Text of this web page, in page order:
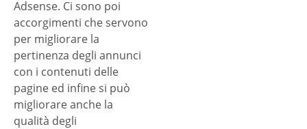
Adsense. Ci sono poi
accorgimenti che servono
per migliorare la
pertinenza degli annunci
con i contenuti delle
pagine ed infine si può
migliorare anche la
qualità degli